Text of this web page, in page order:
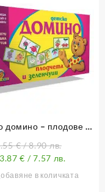
домино – плодове и
€/ 8.90 лв.
3.87€ / 7.57 лв.
в количката